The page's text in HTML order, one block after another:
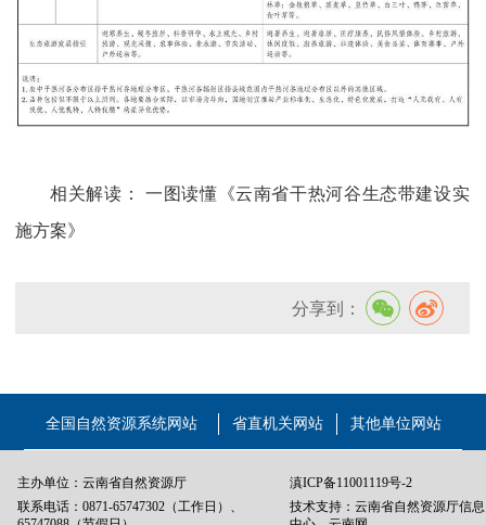
相关解读：
一图读懂《云南省干热河谷生态带建设实
施方案》
分享到：
全国自然资源系统网站 省直机关网站 其他单位网站
主办单位：云南省自然资源厅
滇ICP备11001119号-2
联系电话：0871-65747302（工作日）、
技术支持：云南省自然资源厅信息